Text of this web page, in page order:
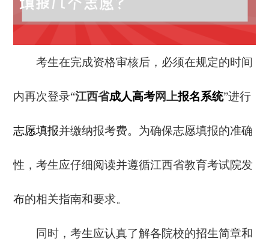
考生在完成资格审核后，必须在规定的时间
内再次登录“江西省成人高考网上报名系统”进行
志愿填报并缴纳报考费。为确保志愿填报的准确
性，考生应仔细阅读并遵循江西省教育考试院发
布的相关指南和要求。
同时，考生应认真了解各院校的招生简章和